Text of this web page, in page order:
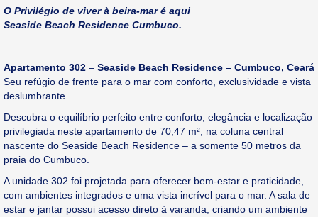
O Privilégio de viver à beira-mar é aqui
Seaside Beach Residence Cumbuco.
Apartamento 302 – Seaside Beach Residence – Cumbuco, Ceará
Seu refúgio de frente para o mar com conforto, exclusividade e vista
deslumbrante.
Descubra o equilíbrio perfeito entre conforto, elegância e localização
privilegiada neste apartamento de 70,47 m², na coluna central
nascente do Seaside Beach Residence – a somente 50 metros da
praia do Cumbuco.
A unidade 302 foi projetada para oferecer bem-estar e praticidade,
com ambientes integrados e uma vista incrível para o mar. A sala de
estar e jantar possui acesso direto à varanda, criando um ambiente